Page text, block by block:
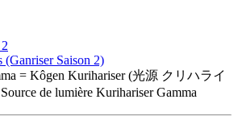
(Ganriser Saison 2)
= Kôgen Kurihariser (光源 クリハライ
de lumière Kurihariser Gamma